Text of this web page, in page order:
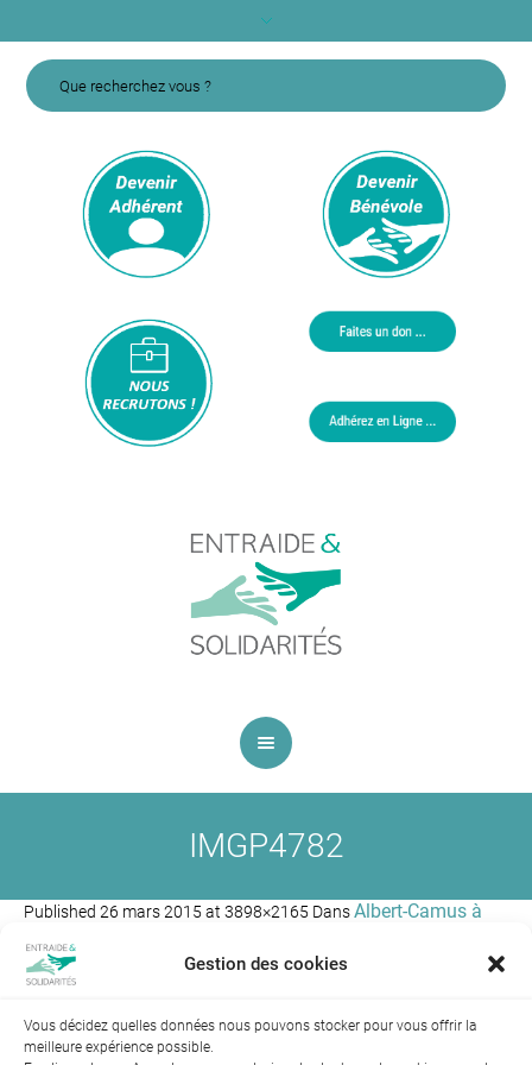
Gestion des cookies
Vous décidez quelles données nous pouvons stocker pour vous offrir la
meilleure expérience possible.
IMGP4782
Published 26 mars 2015 at 3898×2165 DansAlbert-Camus à
← Précédent